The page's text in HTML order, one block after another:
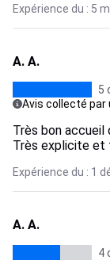
Expérience du : 5
A. A.
5
Avis collecté par
Très bon accueil
Très explicite et
Expérience du : 1
A. A.
4